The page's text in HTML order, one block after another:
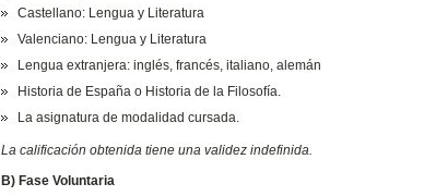
Castellano: Lengua y Literatura
Valenciano: Lengua y Literatura
Lengua extranjera: inglés, francés, italiano, alemán
Historia de España o Historia de la Filosofía.
La asignatura de modalidad cursada.
La calificación obtenida tiene una validez indefinida.
B) Fase Voluntaria